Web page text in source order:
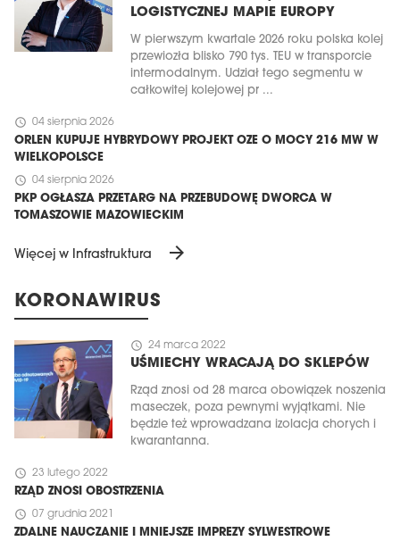
LOGISTYCZNEJ MAPIE EUROPY
W pierwszym kwartale 2026 roku polska kolej
przewiozła blisko 790 tys. TEU w transporcie
intermodalnym. Udział tego segmentu w
całkowitej kolejowej pr ...
schedule 04 sierpnia 2026
ORLEN KUPUJE HYBRYDOWY PROJEKT OZE O MOCY 216 MW W
WIELKOPOLSCE
schedule 04 sierpnia 2026
PKP OGŁASZA PRZETARG NA PRZEBUDOWĘ DWORCA W
TOMASZOWIE MAZOWIECKIM
Więcej w Infrastruktura arrow_forward
KORONAWIRUS
schedule 24 marca 2022
UŚMIECHY WRACAJĄ DO SKLEPÓW
Rząd znosi od 28 marca obowiązek noszenia
maseczek, poza pewnymi wyjątkami. Nie
będzie też wprowadzana izolacja chorych i
kwarantanna.
schedule 23 lutego 2022
RZĄD ZNOSI OBOSTRZENIA
schedule 07 grudnia 2021
ZDALNE NAUCZANIE I MNIEJSZE IMPREZY SYLWESTROWE